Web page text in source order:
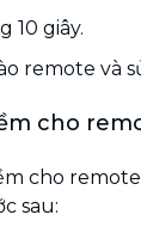
10 giây.
remote và
cho
cho
sau: